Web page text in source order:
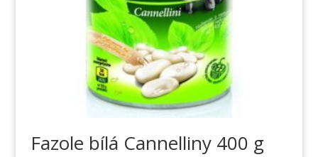
Fazole bílá Cannelliny 400 g